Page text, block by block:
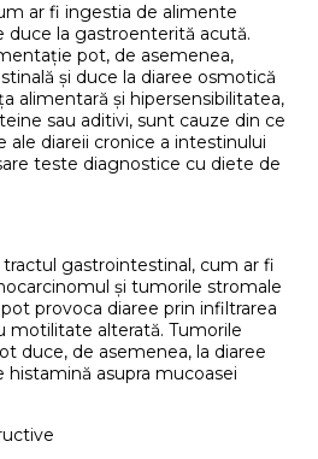
ar fi ingestia de alimente
duce la gastroenterită acută.
pot, de asemenea,
și duce la diaree osmotică
alimentară și hipersensibilitatea,
sau aditivi, sunt cauze din ce
diareii cronice a intestinului
teste diagnostice cu diete de
gastrointestinal, cum ar fi
și tumorile stromale
provoca diaree prin infiltrarea
motilitate alterată. Tumorile
duce, de asemenea, la diaree
asupra mucoasei